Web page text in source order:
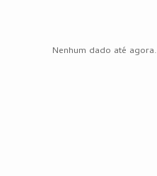
Nenhum dado até agora.